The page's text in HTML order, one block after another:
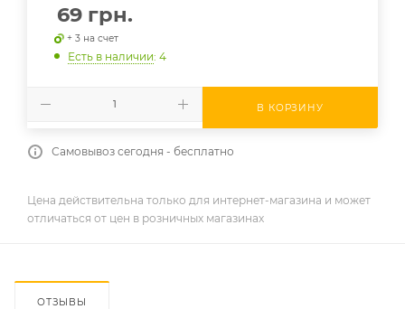
69 грн.
+ 3 на счет
Есть в наличии: 4
В КОРЗИНУ
Самовывоз сегодня - бесплатно
Цена действительна только для интернет-магазина и может
отличаться от цен в розничных магазинах
ОТЗЫВЫ